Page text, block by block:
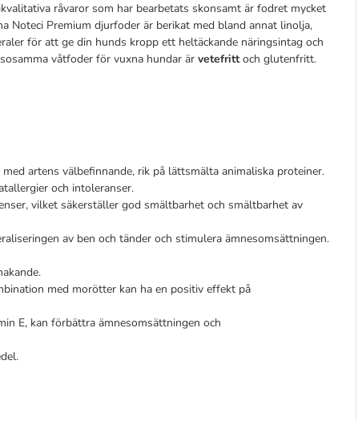
råvaror som har bearbetats skonsamt är fodret mycket
Noteci Premium djurfoder är berikat med bland annat linolja,
för att ge din hunds kropp ett heltäckande näringsintag och
våtfoder för vuxna hundar är vetefrittoch glutenfritt.
artens välbefinnande, rik på lättsmälta animaliska proteiner.
och intoleranser.
vilket säkerställer god smältbarhet och smältbarhet av
av ben och tänder och stimulera ämnesomsättningen.
med morötter kan ha en positiv effekt på
E, kan förbättra ämnesomsättningen och